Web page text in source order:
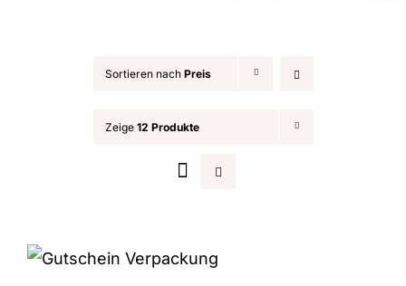
Sortieren nach Preis
Zeige 12 Produkte